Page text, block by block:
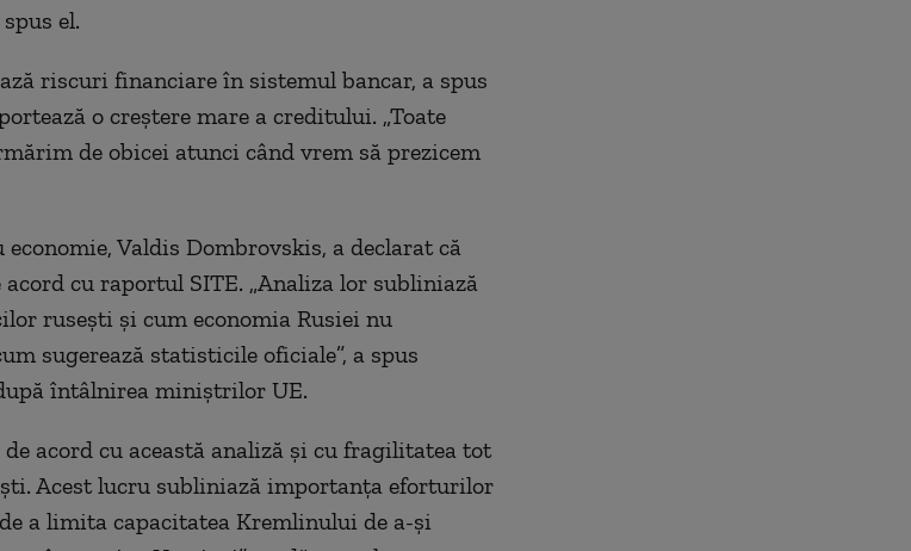
el.
riscuri financiare în sistemul bancar, a spus
o creștere mare a creditului. „Toate
de obicei atunci când vrem să prezicem
Valdis Dombrovskis, a declarat că
acord cu raportul SITE. „Analiza lor subliniază
rusești și cum economia Rusiei nu
sugerează statisticile oficiale”, a spus
întâlnirea miniștrilor UE.
acord cu această analiză și cu fragilitatea tot
Acest lucru subliniază importanța eforturilor
a limita capacitatea Kremlinului de a-și